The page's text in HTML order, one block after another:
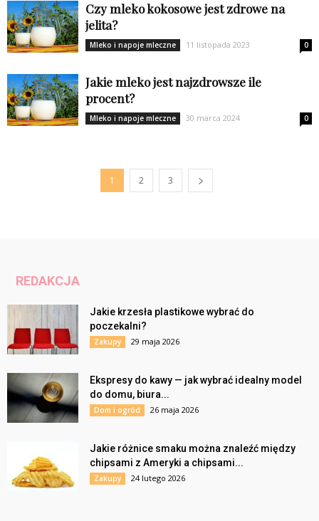
Czy mleko kokosowe jest zdrowe na
jelita?
Mleko i napoje mleczne 11 listopada 2023 0
Jakie mleko jest najzdrowsze ile
procent?
Mleko i napoje mleczne 30 marca 2024 0
1 2 3
REDAKCJA
Jakie krzesła plastikowe wybrać do
poczekalni?
Zakupy 29 maja 2026
Ekspresy do kawy — jak wybrać idealny model
do domu, biura...
Dom i ogród 26 maja 2026
Jakie różnice smaku można znaleźć między
chipsami z Ameryki a chipsami...
Zakupy 24 lutego 2026